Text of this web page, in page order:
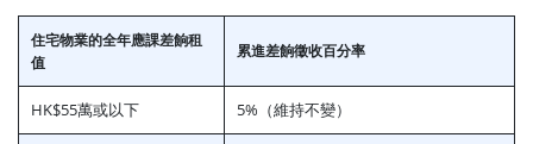
住宅物業的全年應課差餉租
值
累進差餉徵收百分率
HK$55萬或以下 5%（維持不變）